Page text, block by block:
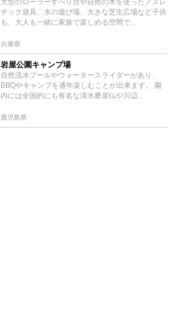
大型のローラーすべり台や自然の木を使ったアスレ
チック遊具、水の遊び場、大きな芝生広場など子供
も、大人も一緒に家族で楽しめる空間で..
兵庫県
岩屋公園キャンプ場
自然流水プールやウォータースライダーがあり、
BBQやキャンプを通年楽しむことが出来ます。 園
内には全国的にも有名な清水磨崖仏や川辺..
鹿児島県